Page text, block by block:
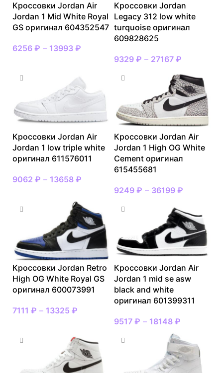
Кроссовки Jordan Air
Jordan 1 Mid White Royal
GS оригинал 604352547
6256 ₽ – 13993 ₽
Кроссовки Jordan
Legacy 312 low white
turquoise оригинал
609828625
9329 ₽ – 27167 ₽
Кроссовки Jordan Air
Jordan 1 low triple white
оригинал 611576011
9062 ₽ – 13658 ₽
Кроссовки Jordan Air
Jordan 1 High OG White
Cement оригинал
615455681
9249 ₽ – 36199 ₽
Кроссовки Jordan Retro
High OG White Royal GS
оригинал 600073991
7111 ₽ – 13325 ₽
Кроссовки Jordan Air
Jordan 1 mid se asw
black and white
оригинал 601399311
9517 ₽ – 18148 ₽